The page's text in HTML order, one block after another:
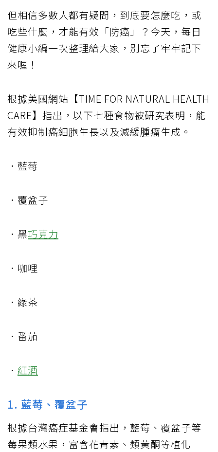
但相信多數人都有疑問，到底要怎麼吃，或
吃些什麼，才能有效「防癌」？今天，每日
健康小編一次整理給大家，別忘了牢牢記下
來喔！
根據美國網站【TIME FOR NATURAL HEALTH
CARE】指出，以下七種食物被研究表明，能
有效抑制癌細胞生長以及減緩腫瘤生成。
．藍莓
．覆盆子
．黑巧克力
．咖哩
．綠茶
．番茄
． 紅酒
1. 藍莓、覆盆子
根據台灣癌症基金會指出，藍莓、覆盆子等
莓果類水果，富含花青素、類黃酮等植化